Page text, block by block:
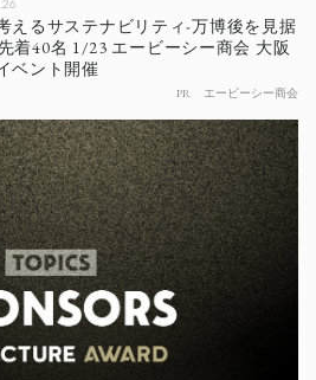
えるサステナビリティ-万博後を見据
着40名 1/23 エービーシー商会 大阪
ベント開催
PR エービーシー商会